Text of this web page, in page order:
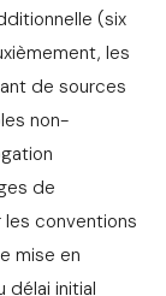
(six
les
de sources
non-
de
conventions
mise en
délai initial